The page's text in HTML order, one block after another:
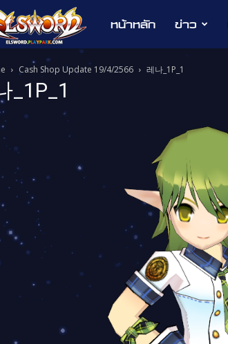
Elsword
หน้าหลัก ข่าว
Cash Shop Update 19/4/2566 레나_1P_1
_1P_1